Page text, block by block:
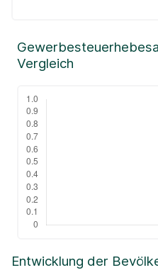
Entwicklung der
Vergleich